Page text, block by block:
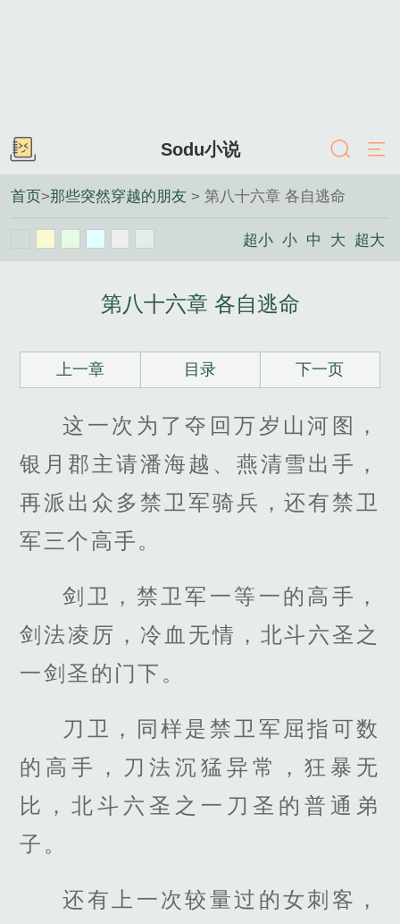
Sodu小说
首页>那些突然穿越的朋友 > 第八十六章 各自逃命
超小 小 中 大 超大
第八十六章 各自逃命
上一章 目录 下一页
这一次为了夺回万岁山河图，
银月郡主请潘海越、燕清雪出手，
再派出众多禁卫军骑兵，还有禁卫
军三个高手。
剑卫，禁卫军一等一的高手，
剑法凌厉，冷血无情，北斗六圣之
一剑圣的门下。
刀卫，同样是禁卫军屈指可数
的高手，刀法沉猛异常，狂暴无
比，北斗六圣之一刀圣的普通弟
子。
还有上一次较量过的女刺客，